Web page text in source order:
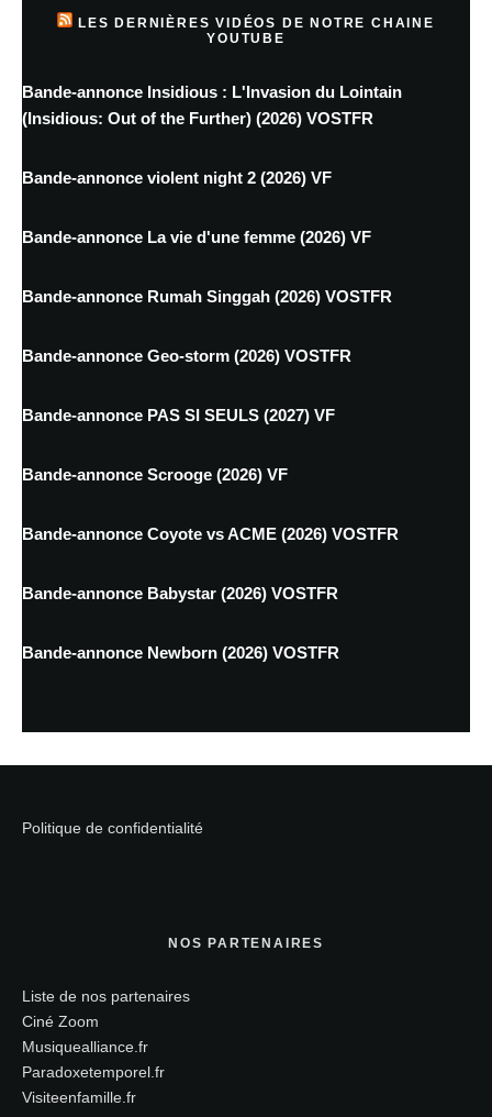
LES DERNIÈRES VIDÉOS DE NOTRE CHAINE
YOUTUBE
Bande-annonce Insidious : L'Invasion du Lointain
(Insidious: Out of the Further) (2026) VOSTFR
Bande-annonce violent night 2 (2026) VF
Bande-annonce La vie d'une femme (2026) VF
Bande-annonce Rumah Singgah (2026) VOSTFR
Bande-annonce Geo-storm (2026) VOSTFR
Bande-annonce PAS SI SEULS (2027) VF
Bande-annonce Scrooge (2026) VF
Bande-annonce Coyote vs ACME (2026) VOSTFR
Bande-annonce Babystar (2026) VOSTFR
Bande-annonce Newborn (2026) VOSTFR
Politique de confidentialité
NOS PARTENAIRES
Liste de nos partenaires
Ciné Zoom
Musiquealliance.fr
Paradoxetemporel.fr
Visiteenfamille.fr